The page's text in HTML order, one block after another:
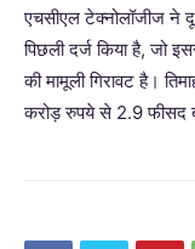
एचसीएल टेक्नोलॉजीज ने
पिछली दर्ज किया है, जो
की मामूली गिरावट है।
करोड़ रुपये से 2.9 फीसद